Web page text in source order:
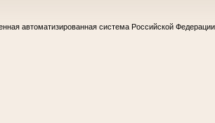
автоматизированная система Российской